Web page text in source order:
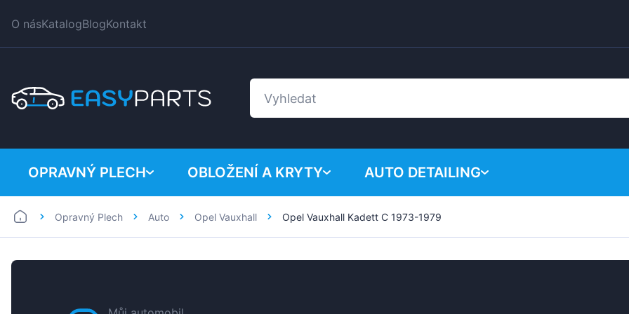
O násKatalogBlogKontakt
OPRAVNÝ PLECH
Auto
OBLOŽENÍ A KRYTY
BMW
AUTO DETAILING
Chemické produkty
Opravný Plech Auto Opel Vauxhall Opel Vauxhall Kadett C 1973-1979